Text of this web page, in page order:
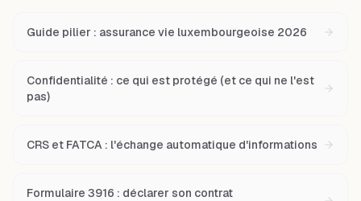
Guide pilier : assurance vie luxembourgeoise 2026
Confidentialité : ce qui est protégé (et ce qui ne l'est
pas)
CRS et FATCA : l'échange automatique d'informations
Formulaire 3916 : déclarer son contrat